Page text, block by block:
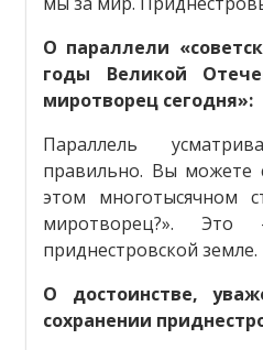
О параллели
годы Великой
миротворец сегодня»:
Параллель
правильно. Вы можете
этом многотысячном
миротворец?».
приднестровской земле.
О достоинстве,
сохранении